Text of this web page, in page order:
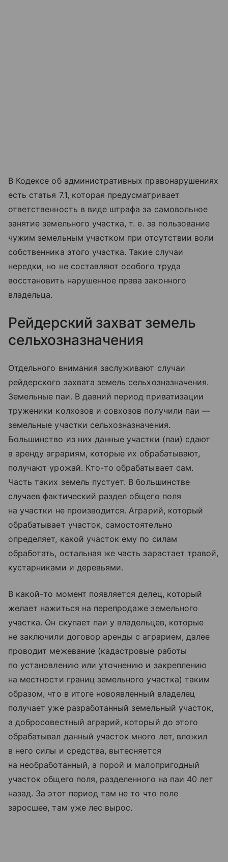
В Кодексе об административных правонарушениях
есть статья 7.1, которая предусматривает
ответственность в виде штрафа за самовольное
занятие земельного участка, т. е. за пользование
чужим земельным участком при отсутствии воли
собственника этого участка. Такие случаи
нередки, но не составляют особого труда
восстановить нарушенное права законного
владельца.
Рейдерский захват земель
сельхозназначения
Отдельного внимания заслуживают случаи
рейдерского захвата земель сельхозназначения.
Земельные паи. В давний период приватизации
труженики колхозов и совхозов получили паи —
земельные участки сельхозназначения.
Большинство из них данные участки (паи) сдают
в аренду аграриям, которые их обрабатывают,
получают урожай. Кто-то обрабатывает сам.
Часть таких земель пустует. В большинстве
случаев фактический раздел общего поля
на участки не производится. Аграрий, который
обрабатывает участок, самостоятельно
определяет, какой участок ему по силам
обработать, остальная же часть зарастает травой,
кустарниками и деревьями.
В какой-то момент появляется делец, который
желает нажиться на перепродаже земельного
участка. Он скупает паи у владельцев, которые
не заключили договор аренды с аграрием, далее
проводит межевание (кадастровые работы
по установлению или уточнению и закреплению
на местности границ земельного участка) таким
образом, что в итоге новоявленный владелец
получает уже разработанный земельный участок,
а добросовестный аграрий, который до этого
обрабатывал данный участок много лет, вложил
в него силы и средства, вытесняется
на необработанный, а порой и малопригодный
участок общего поля, разделенного на паи 40 лет
назад. За этот период там не то что поле
заросшее, там уже лес вырос.